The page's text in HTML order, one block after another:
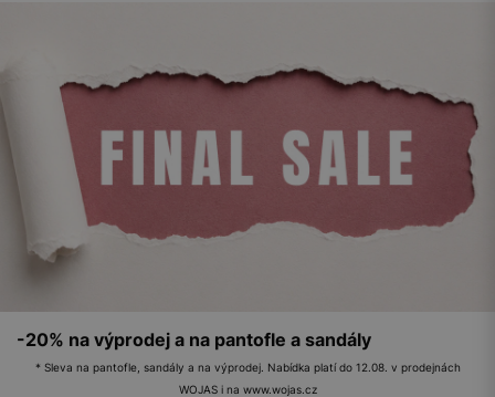
-20% na výprodej a na pantofle a sandály
* Sleva na pantofle, sandály a na výprodej. Nabídka platí do 12.08. v prodejnách
WOJAS i na www.wojas.cz